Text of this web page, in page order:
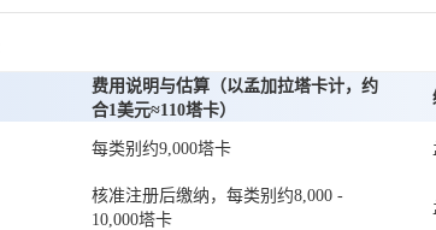
费用说明与估算（以孟加拉塔卡计，约
合1美元≈110塔卡）
每类别约9,000塔卡
核准注册后缴纳，每类别约8,000 -
10,000塔卡